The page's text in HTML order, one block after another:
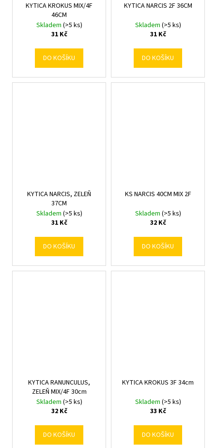
KYTICA KROKUS MIX/4F
46CM
Skladem (>5 ks)
31 Kč
DO KOŠÍKU
KYTICA NARCIS 2F 36CM
Skladem (>5 ks)
31 Kč
DO KOŠÍKU
KYTICA NARCIS, ZELEŇ
37CM
Skladem (>5 ks)
31 Kč
DO KOŠÍKU
KS NARCIS 40CM MIX 2F
Skladem (>5 ks)
32 Kč
DO KOŠÍKU
KYTICA RANUNCULUS,
ZELEŇ MIX/4F 30cm
Skladem (>5 ks)
32 Kč
DO KOŠÍKU
KYTICA KROKUS 3F 34cm
Skladem (>5 ks)
33 Kč
DO KOŠÍKU